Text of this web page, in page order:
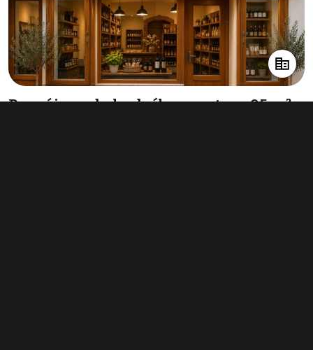
Pronájem obchodního prostoru 95 m²,